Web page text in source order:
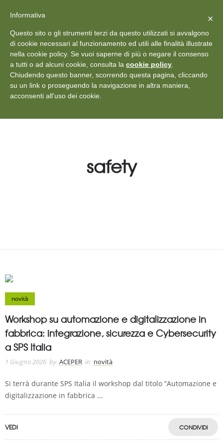
+39 011 18867102 info@aceper.it Statuto
Aceper
safety
novità
Workshop su automazione e digitalizzazione in
fabbrica: integrazione, sicurezza e Cybersecurity
a SPS Italia
1 Giugno 2026 by ACEPER in novità
Si terrà durante SPS Italia il workshop dal titolo “Automazione e
digitalizzazione in fabbrica ...
VEDI CONDIVIDI
Vedi: Protezione dei dati personali ×
Informativa
Questo sito o gli strumenti terzi da questo utilizzati si avvalgono
di cookie necessari al funzionamento ed utili alle finalità illustrate
nella cookie policy. Se vuoi saperne di più o negare il consenso
a tutti o ad alcuni cookie, consulta la cookie policy
Chiudendo questo banner, scorrendo questa pagina, cliccando
su un link o proseguendo la navigazione in altra maniera,
acconsenti all’uso dei cookie.